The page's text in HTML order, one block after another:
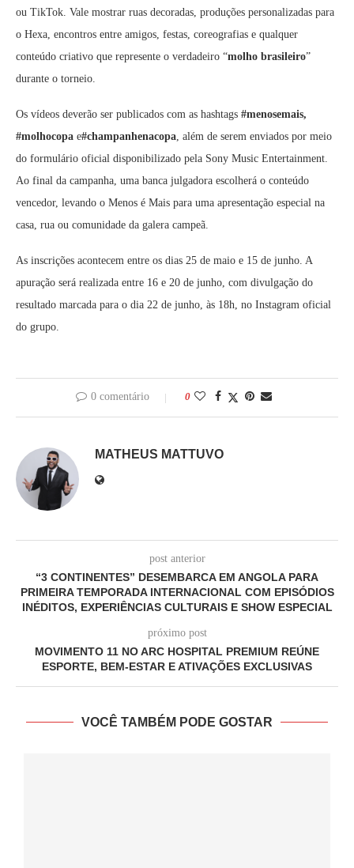
ou TikTok. Vale mostrar ruas decoradas, produções personalizadas para
o Hexa, encontros entre amigos, festas, coreografias e qualquer
conteúdo criativo que represente o verdadeiro “molho brasileiro”
durante o torneio.
Os vídeos deverão ser publicados com as hashtags #menosemais,
#molhocopa e#champanhenacopa, além de serem enviados por meio
do formulário oficial disponibilizado pela Sony Music Entertainment.
Ao final da campanha, uma banca julgadora escolherá o conteúdo
vencedor, levando o Menos é Mais para uma apresentação especial na
casa, rua ou comunidade da galera campeã.
As inscrições acontecem entre os dias 25 de maio e 15 de junho. A
apuração será realizada entre 16 e 20 de junho, com divulgação do
resultado marcada para o dia 22 de junho, às 18h, no Instagram oficial
do grupo.
0 comentário 0
MATHEUS MATTUVO
post anterior
“3 CONTINENTES” DESEMBARCA EM ANGOLA PARA
PRIMEIRA TEMPORADA INTERNACIONAL COM EPISÓDIOS
INÉDITOS, EXPERIÊNCIAS CULTURAIS E SHOW ESPECIAL
próximo post
MOVIMENTO 11 NO ARC HOSPITAL PREMIUM REÚNE
ESPORTE, BEM-ESTAR E ATIVAÇÕES EXCLUSIVAS
VOCÊ TAMBÉM PODE GOSTAR